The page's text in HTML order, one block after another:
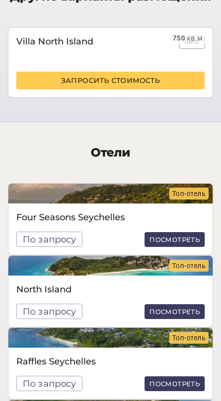
750кв.м.
Villa North Island INFO
ЗАПРОСИТЬ СТОИМОСТЬ
Отели
Топ-отель
Four Seasons Seychelles
По запросу ПОСМОТРЕТЬ
Топ-отель
North Island
По запросу ПОСМОТРЕТЬ
Топ-отель
Raffles Seychelles
По запросу ПОСМОТРЕТЬ